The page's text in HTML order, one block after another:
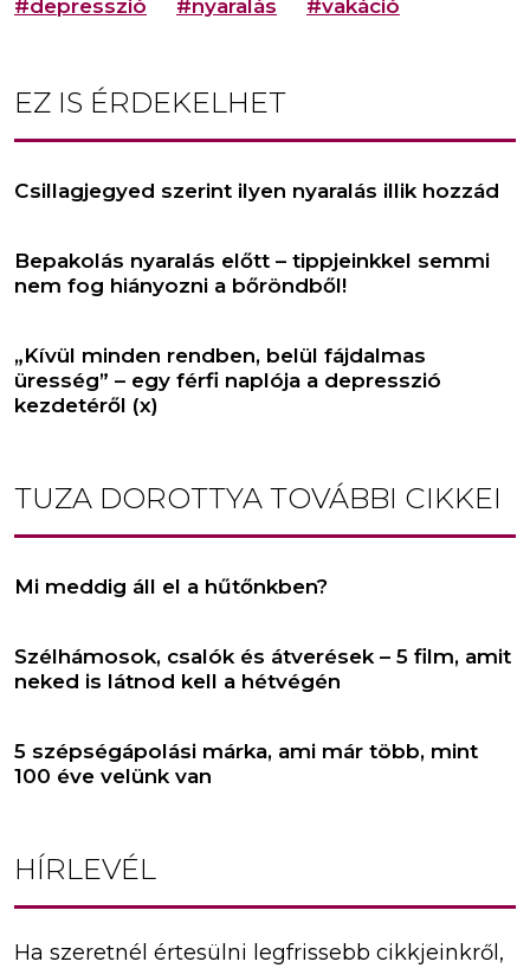
#depresszió #nyaralás #vakáció
EZ IS ÉRDEKELHET
Csillagjegyed szerint ilyen nyaralás illik hozzád
Bepakolás nyaralás előtt – tippjeinkkel semmi
nem fog hiányozni a bőröndből!
„Kívül minden rendben, belül fájdalmas
üresség” – egy férfi naplója a depresszió
kezdetéről (x)
TUZA DOROTTYA TOVÁBBI CIKKEI
Mi meddig áll el a hűtőnkben?
Szélhámosok, csalók és átverések – 5 film, amit
neked is látnod kell a hétvégén
5 szépségápolási márka, ami már több, mint
100 éve velünk van
HÍRLEVÉL
Ha szeretnél értesülni legfrissebb cikkjeinkről,